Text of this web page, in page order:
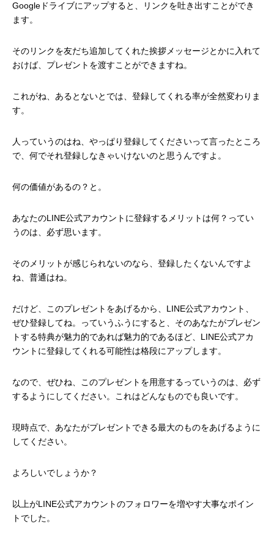
Googleドライブにアップすると、リンクを吐き出すことができ
ます。
そのリンクを友だち追加してくれた挨拶メッセージとかに入れて
おけば、プレゼントを渡すことができますね。
これがね、あるとないとでは、登録してくれる率が全然変わりま
す。
人っていうのはね、やっぱり登録してくださいって言ったところ
で、何でそれ登録しなきゃいけないのと思うんですよ。
何の価値があるの？と。
あなたのLINE公式アカウントに登録するメリットは何？ってい
うのは、必ず思います。
そのメリットが感じられないのなら、登録したくないんですよ
ね、普通はね。
だけど、このプレゼントをあげるから、LINE公式アカウント、
ぜひ登録してね。っていうふうにすると、そのあなたがプレゼン
トする特典が魅力的であれば魅力的であるほど、LINE公式アカ
ウントに登録してくれる可能性は格段にアップします。
なので、ぜひね、このプレゼントを用意するっていうのは、必ず
するようにしてください。これはどんなものでも良いです。
現時点で、あなたがプレゼントできる最大のものをあげるように
してください。
よろしいでしょうか？
以上がLINE公式アカウントのフォロワーを増やす大事なポイン
トでした。